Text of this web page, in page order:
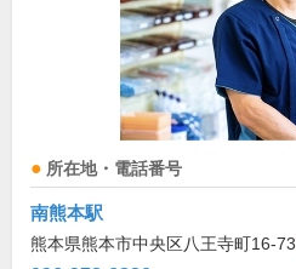
所在地・電話番号
南熊本駅
熊本県熊本市中央区八王寺町16-73